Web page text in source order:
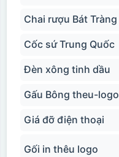
Chai rượu Bát Tràng
Cốc sứ Trung Quốc
Đèn xông tinh dầu
Gấu Bông theu-logo
Giá đỡ điện thoại
Gối in thêu logo